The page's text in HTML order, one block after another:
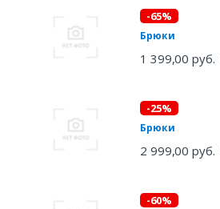
-65%
Брюки
1 399,00 руб.
-25%
Брюки
2 999,00 руб.
-60%